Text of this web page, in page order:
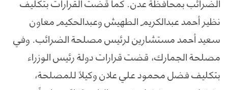
نظير أحمد عبدالكريم الطهيش وعبدالحكيم معاون
سعيد أحمد مستشارين لرئيس مصلحة الضرائب. وفي
مصلحة الجمارك، قضت قرارات دولة رئيس الوزراء
بتكليف فضل محمود علي علان وكيلاً للمصلحة،